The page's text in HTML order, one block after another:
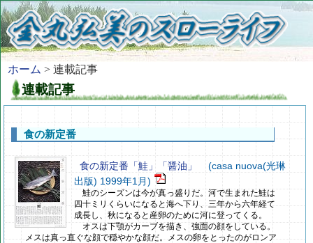
ホーム > 連載記事
連載記事
食の新定番
食の新定番「鮭」「醤油」
(casa nuova(光琳
出版) 1999年1月)
鮭のシーズンは今が真っ盛りだ。河で生まれた鮭は
四十ミリくらいになると海へ下り、三年から六年経て
成長し、秋になると産卵のために河に登ってくる。
オスは下顎がカーブを描き、強面の顔をしている。
メスは真っ直ぐな顔で穏やかな顔だ。メスの卵をとったのがロンア